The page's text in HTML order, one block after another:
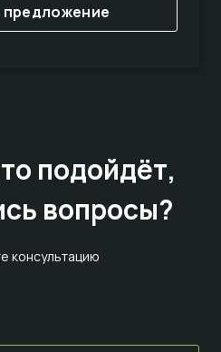
предложение
консультацию
подойдёт,
вопросы?